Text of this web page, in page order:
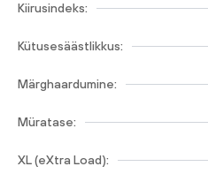
Kiirusindeks:
Kütusesäästlikkus:
Märghaardumine:
Müratase:
XL (eXtra Load):